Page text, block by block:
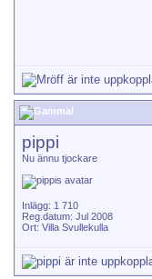
pippi
Nu ännu tjockare
Inlägg: 1 710
Reg.datum: Jul 2008
Ort: Villa Svullekulla